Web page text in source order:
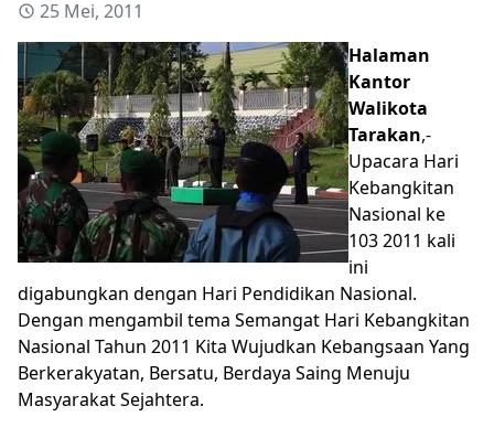
25 Mei, 2011
Halaman
Kantor
Walikota
Tarakan,-
Upacara Hari
Kebangkitan
Nasional ke
103 2011 kali
ini
digabungkan dengan Hari Pendidikan Nasional.
Dengan mengambil tema Semangat Hari Kebangkitan
Nasional Tahun 2011 Kita Wujudkan Kebangsaan Yang
Berkerakyatan, Bersatu, Berdaya Saing Menuju
Masyarakat Sejahtera.